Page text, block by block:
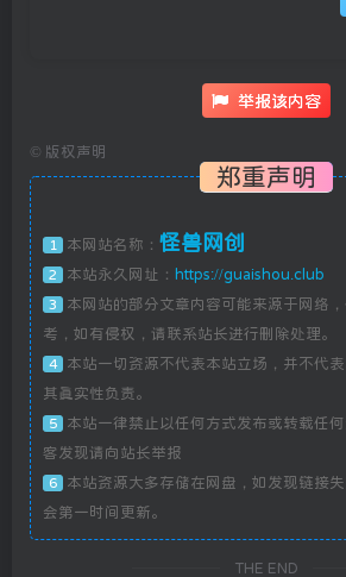
举报该内容
© 版权声明
郑重声明
1 本网站名称： 怪兽网创
2 本站永久网址： https://guaishou.club
3
本网站的部分文章内容可能来源于网络
考，如有侵权，请联系站长进行删除处理。
4
本站一切资源不代表本站立场，并不代
其真实性负责。
5
本站一律禁止以任何方式发布或转载任
客发现请向站长举报
6
本站资源大多存储在网盘，如发现链接
会第一时间更新。
THE END